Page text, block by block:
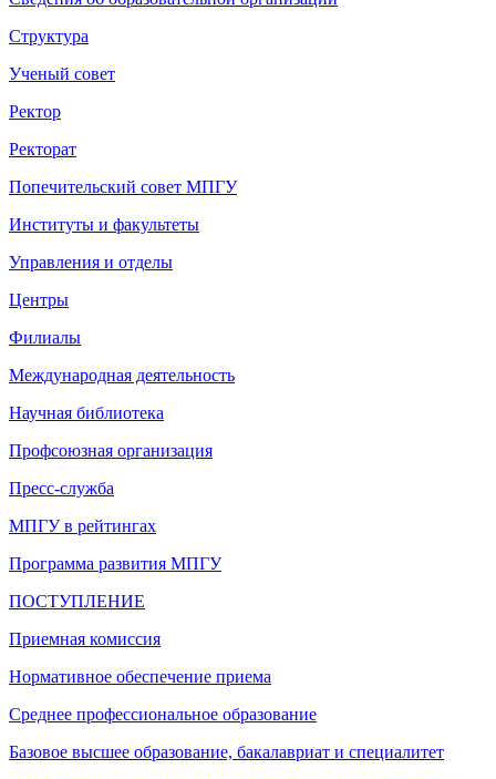
Структура
Ученый совет
Ректор
Ректорат
Попечительский совет МПГУ
Институты и факультеты
Управления и отделы
Центры
Филиалы
Международная деятельность
Научная библиотека
Профсоюзная организация
Пресс-служба
МПГУ в рейтингах
Программа развития МПГУ
ПОСТУПЛЕНИЕ
Приемная комиссия
Нормативное обеспечение приема
Среднее профессиональное образование
Базовое высшее образование, бакалавриат и специалитет